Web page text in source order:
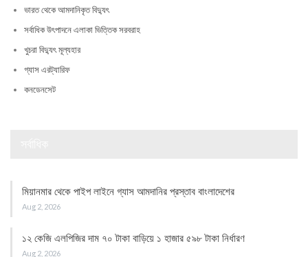
ভারত থেকে আমদানিকৃত বিদ্যুৎ
সর্বাধিক উৎপাদনে এলাকা ভিত্তিক সরবরাহ
খুচরা বিদ্যুৎ মূল্যহার
গ্যাস এরট্যারিফ
কনডেনসেট
মিয়ানমার থেকে পাইপ লাইনে গ্যাস আমদানির প্রস্তাব বাংলাদেশের
Aug 2, 2026
১২ কেজি এলপিজির দাম ৭০ টাকা বাড়িয়ে ১ হাজার ৫৯৮ টাকা নির্ধারণ
Aug 2, 2026